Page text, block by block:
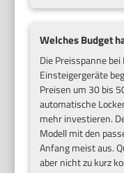
Welches Budget
Die Preisspanne
Einsteigergeräte
Preisen um 30 bis
automatische
mehr investieren.
Modell mit den
Anfang meist aus.
aber nicht zu kurz